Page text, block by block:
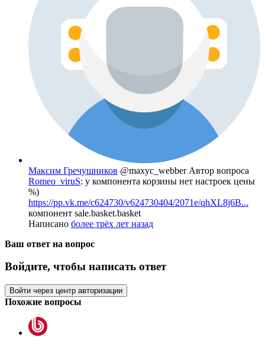
Максим Гречушников @maxyc_webber Автор вопроса
Romeo_viruS: у компонента корзины нет настроек цены
%)
https://pp.vk.me/c624730/v624730404/2071e/qhXL8j6B...
компонент sale.basket.basket
Написано более трёх лет назад
Ваш ответ на вопрос
Войдите, чтобы написать ответ
Войти через центр авторизации
Похожие вопросы